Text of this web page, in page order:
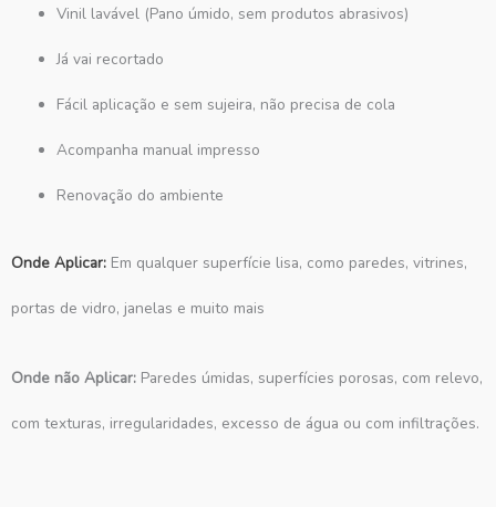
Vinil lavável (Pano úmido, sem produtos abrasivos)
Já vai recortado
Fácil aplicação e sem sujeira, não precisa de cola
Acompanha manual impresso
Renovação do ambiente
Onde Aplicar: Em qualquer superfície lisa, como paredes, vitrines,
portas de vidro, janelas e muito mais
Onde não Aplicar: Paredes úmidas, superfícies porosas, com relevo,
com texturas, irregularidades, excesso de água ou com infiltrações.